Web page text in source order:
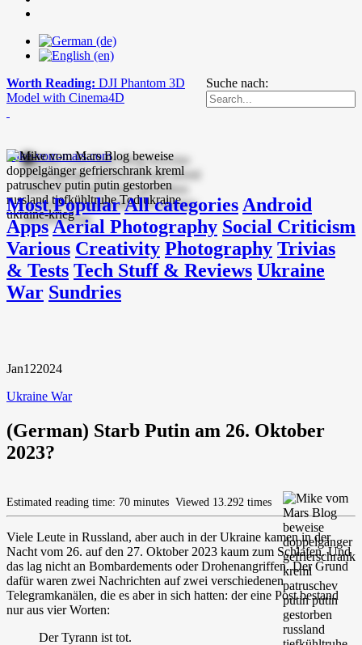
Suche nach:
Worth Reading: DJI Phantom 3D
Model with Cinema4D
mike-vom-mars.com
Most PopularAll categories Android
AppsAerial Photography Social Criticism
Various Creativity Photography Trivias
& Tests Tech Stuff & Reviews Ukraine
War Sundries
Jan122024
Ukraine War
(German) Starb Putin am 26. Oktober
2023?
Estimated reading time: 70 minutes Viewed 13.292 times
Viele Leute in Russland, aber auch in der Ukraine kamen in der
Nacht vom 26. auf den 27. Oktober 2023 kaum zum Schlafen. Und
das lag nicht an Bombardements oder Drohenangriffen. Der Grund
dafür waren zwei Nachrichten auf zwei verschiedenen
Telegramkanälen, die es aber in sich hatten: der eine Post bestand
nur aus vier Worten:
Der Tyrann ist tot.